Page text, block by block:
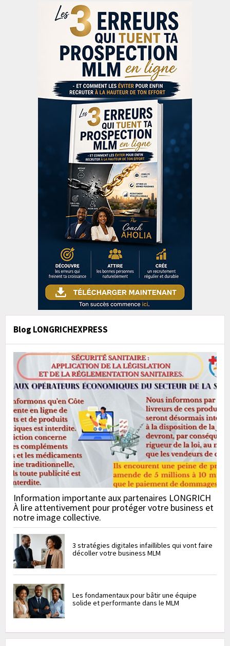
Blog LONGRICHEXPRESS
Information importante aux partenaires LONGRICH
À lire attentivement pour protéger votre business et
notre image collective.
3 stratégies digitales infaillibles qui vont faire
décoller votre business MLM
Les fondamentaux pour bâtir une équipe
solide et performante dans le MLM